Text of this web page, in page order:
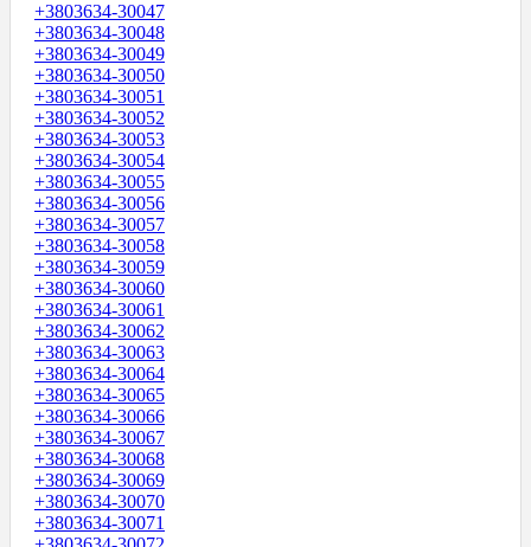
+3803634-30047
+3803634-30048
+3803634-30049
+3803634-30050
+3803634-30051
+3803634-30052
+3803634-30053
+3803634-30054
+3803634-30055
+3803634-30056
+3803634-30057
+3803634-30058
+3803634-30059
+3803634-30060
+3803634-30061
+3803634-30062
+3803634-30063
+3803634-30064
+3803634-30065
+3803634-30066
+3803634-30067
+3803634-30068
+3803634-30069
+3803634-30070
+3803634-30071